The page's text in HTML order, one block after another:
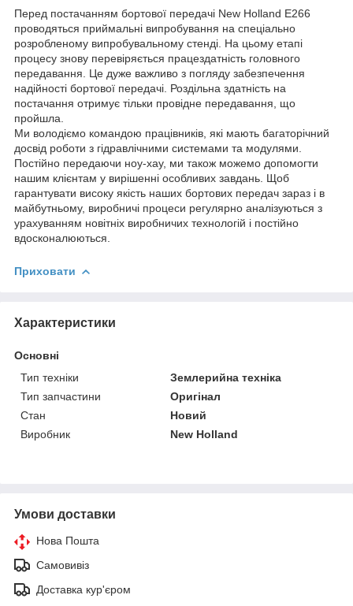
Перед постачанням бортової передачі New Holland E266
проводяться приймальні випробування на спеціально
розробленому випробувальному стенді. На цьому етапі
процесу знову перевіряється працездатність головного
передавання. Це дуже важливо з погляду забезпечення
надійності бортової передачі. Роздільна здатність на
постачання отримує тільки провідне передавання, що
пройшла.
Ми володіємо командою працівників, які мають багаторічний
досвід роботи з гідравлічними системами та модулями.
Постійно передаючи ноу-хау, ми також можемо допомогти
нашим клієнтам у вирішенні особливих завдань. Щоб
гарантувати високу якість наших бортових передач зараз і в
майбутньому, виробничі процеси регулярно аналізуються з
урахуванням новітніх виробничих технологій і постійно
вдосконалюються.
Приховати
Характеристики
Основні
Тип техніки
Землерийна техніка
Тип запчастини
Оригінал
Стан
Новий
Виробник
New Holland
Умови доставки
Нова Пошта
Самовивіз
Доставка кур'єром